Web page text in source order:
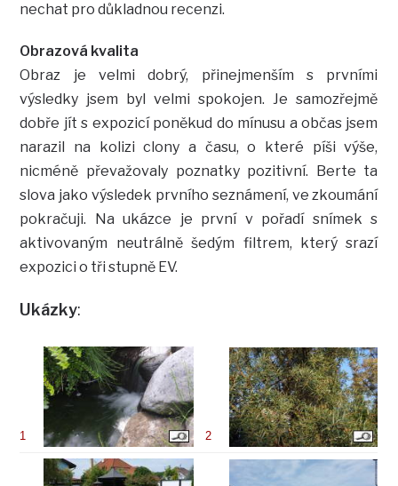
nechat pro důkladnou recenzi.
Obrazová kvalita
Obraz je velmi dobrý, přinejmenším s prvními
výsledky jsem byl velmi spokojen. Je samozřejmě
dobře jít s expozicí poněkud do mínusu a občas jsem
narazil na kolizi clony a času, o které píši výše,
nicméně převažovaly poznatky pozitivní. Berte ta
slova jako výsledek prvního seznámení, ve zkoumání
pokračuji. Na ukázce je první v pořadí snímek s
aktivovaným neutrálně šedým filtrem, který srazí
expozici o tři stupně EV.
Ukázky:
1 2